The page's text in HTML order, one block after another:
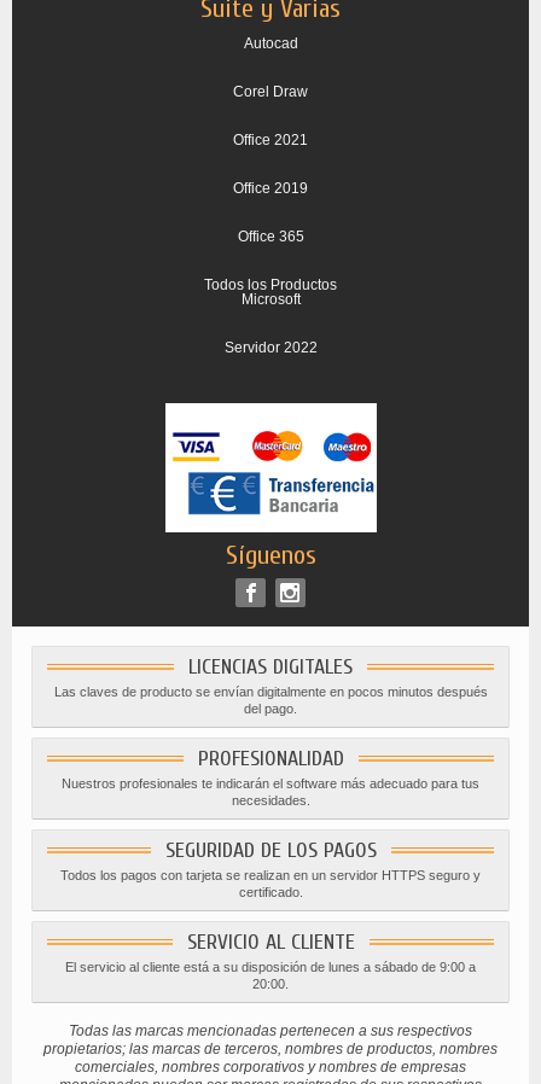
Suite y Varias
Autocad
Corel Draw
Office 2021
Office 2019
Office 365
Todos los Productos
Microsoft
Servidor 2022
Síguenos
LICENCIAS DIGITALES
Las claves de producto se envían digitalmente en pocos minutos después
del pago.
PROFESIONALIDAD
Nuestros profesionales te indicarán el software más adecuado para tus
necesidades.
SEGURIDAD DE LOS PAGOS
Todos los pagos con tarjeta se realizan en un servidor HTTPS seguro y
certificado.
SERVICIO AL CLIENTE
El servicio al cliente está a su disposición de lunes a sábado de 9:00 a
20:00.
Todas las marcas mencionadas pertenecen a sus respectivos
propietarios; las marcas de terceros, nombres de productos, nombres
comerciales, nombres corporativos y nombres de empresas